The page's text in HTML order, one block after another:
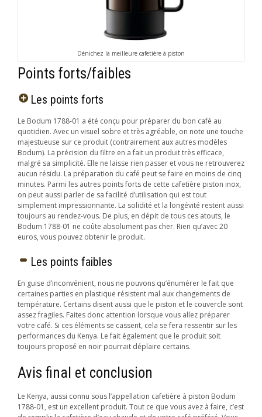
Dénichez la meilleure cafetière à piston
Points forts/faibles
Les points forts
Le Bodum 1788-01 a été conçu pour préparer du bon café au
quotidien. Avec un visuel sobre et très agréable, on note une touche
majestueuse sur ce produit (contrairement aux autres modèles
Bodum). La précision du filtre en a fait un produit très efficace,
malgré sa simplicité. Elle ne laisse rien passer et vous ne retrouverez
aucun résidu. La préparation du café peut se faire en moins de cinq
minutes. Parmi les autres points forts de cette cafetière piston inox,
on peut aussi parler de sa facilité d’utilisation qui est tout
simplement impressionnante. La solidité et la longévité restent aussi
toujours au rendez-vous. De plus, en dépit de tous ces atouts, le
Bodum 1788-01 ne coûte absolument pas cher. Rien qu’avec 20
euros, vous pouvez obtenir le produit.
Les points faibles
En guise d’inconvénient, nous ne pouvons qu’énumérer le fait que
certaines parties en plastique résistent mal aux changements de
température. Certains disent aussi que le piston et le couvercle sont
assez fragiles. Faites donc attention lorsque vous allez préparer
votre café. Si ces éléments se cassent, cela se fera ressentir sur les
performances du Kenya. Le fait également que le produit soit
toujours proposé en noir pourrait déplaire certains.
Avis final et conclusion
Le Kenya, aussi connu sous l’appellation cafetière à piston Bodum
1788-01, est un excellent produit. Tout ce que vous avez à faire, c’est